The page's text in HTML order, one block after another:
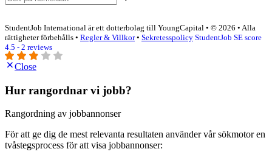
StudentJob International är ett dotterbolag till YoungCapital • © 2026 • Alla
rättigheter förbehålls • Regler & Villkor• Sekretesspolicy StudentJob SE score
4.5 - 2 reviews
Close
Hur rangordnar vi jobb?
Rangordning av jobbannonser
För att ge dig de mest relevanta resultaten använder vår sökmotor en
tvåstegsprocess för att visa jobbannonser: